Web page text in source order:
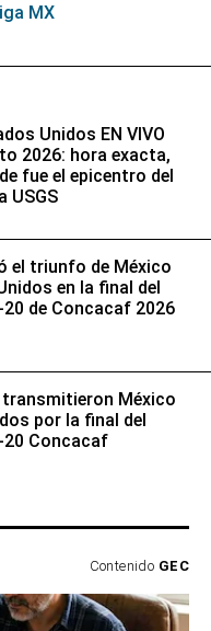
MX
Unidos EN VIVO
2026: hora exacta,
fue el epicentro del
USGS
el triunfo de México
en la final del
de Concacaf 2026
transmitieron México
por la final del
20 Concacaf
Contenido GEC